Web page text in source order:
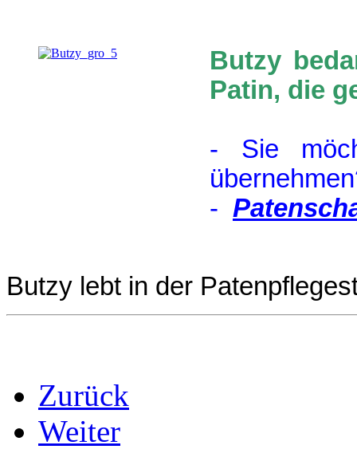
Butzy
Patin, die
- Sie
-
Butzy lebt in der
Zurück
Weiter